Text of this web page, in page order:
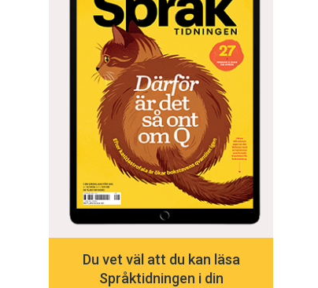
Du vet väl att du kan läsa
Språktidningen i din